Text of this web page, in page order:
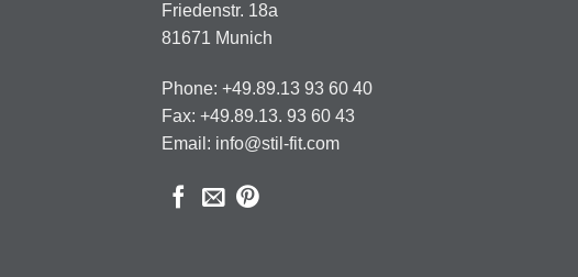
Friedenstr. 18a
81671 Munich
Phone: +49.89.13 93 60 40
Fax: +49.89.13. 93 60 43
Email: info@stil-fit.com